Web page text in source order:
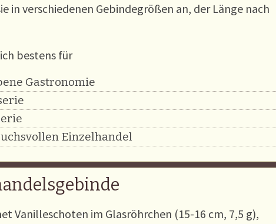
in verschiedenen Gebindegrößen an, der Länge nach
bestens für
Gastronomie
Einzelhandel
Vanilleschoten im Glasröhrchen (15-16 cm, 7,5 g),